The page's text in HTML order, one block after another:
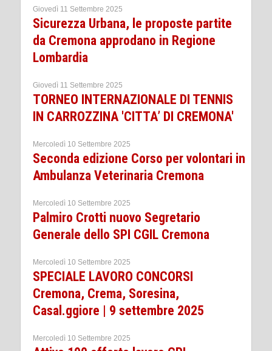
Giovedì 11 Settembre 2025
Sicurezza Urbana, le proposte partite
da Cremona approdano in Regione
Lombardia
Giovedì 11 Settembre 2025
TORNEO INTERNAZIONALE DI TENNIS
IN CARROZZINA 'CITTA’ DI CREMONA'
Mercoledì 10 Settembre 2025
Seconda edizione Corso per volontari in
Ambulanza Veterinaria Cremona
Mercoledì 10 Settembre 2025
Palmiro Crotti nuovo Segretario
Generale dello SPI CGIL Cremona
Mercoledì 10 Settembre 2025
SPECIALE LAVORO CONCORSI
Cremona, Crema, Soresina,
Casal.ggiore | 9 settembre 2025
Mercoledì 10 Settembre 2025